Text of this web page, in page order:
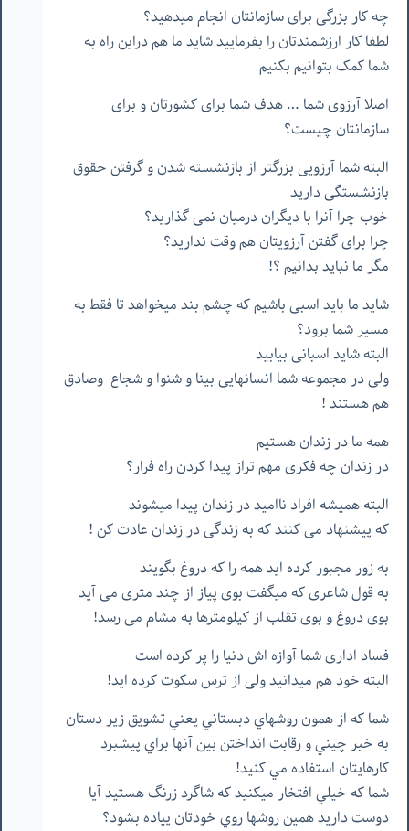
چه کار بزرگی برای سازمانتان انجام میدهید؟
لطفا کار ارزشمندتان را بفرمایید شاید ما هم دراین راه به
شما کمک بتوانیم بکنیم
اصلا آرزوی شما … هدف شما برای کشورتان و برای
سازمانتان چیست؟
البته شما آرزویی بزرگتر از بازنشسته شدن و گرفتن حقوق
بازنشستگی دارید
خوب چرا آنرا با دیگران درمیان نمی گذارید؟
چرا برای گفتن آرزویتان هم وقت ندارید؟
مگر ما نباید بدانیم ؟!
شاید ما باید اسبی باشیم که چشم بند میخواهد تا فقط به
مسیر شما برود؟
البته شاید اسبانی بیابید
ولی در مجموعه شما انسانهایی بینا و شنوا و شجاع وصادق
هم هستند !
همه ما در زندان هستیم
در زندان چه فکری مهم تراز پیدا کردن راه فرار؟
البته همیشه افراد ناامید در زندان پیدا میشوند
که پیشنهاد می کنند که به زندگی در زندان عادت کن !
به زور مجبور كرده ايد همه را كه دروغ بگويند
به قول شاعری که میگفت بوی پیاز از چند متری می آید
بوی دروغ و بوی تقلب از کیلومترها به مشام می رسد!
فساد اداری شما آوازه اش دنیا را پر کرده است
البته خود هم میدانید ولی از ترس سکوت کرده اید!
شما كه از همون روشهاي دبستاني يعني تشويق زیر دستان
به خبر چيني و رقابت انداختن بين آنها براي پيشبرد
كارهایتان استفاده مي كنيد!
شما که خيلي افتخار ميكنيد كه شاگرد زرنگ هستيد آيا
دوست داريد همين روشها روي خودتان پياده بشود؟